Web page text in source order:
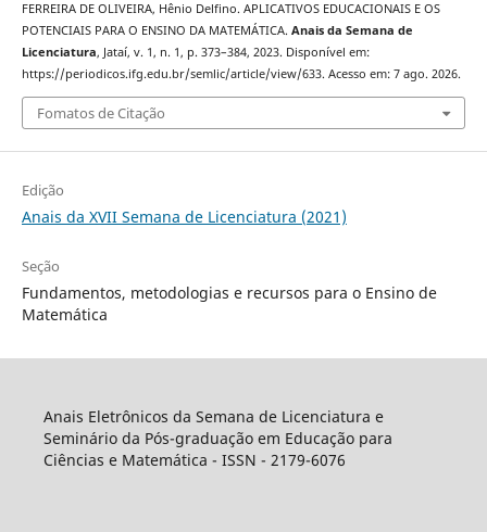
FERREIRA DE OLIVEIRA, Hênio Delfino. APLICATIVOS EDUCACIONAIS E OS
POTENCIAIS PARA O ENSINO DA MATEMÁTICA. Anais da Semana de
Licenciatura, Jataí, v. 1, n. 1, p. 373–384, 2023. Disponível em:
https://periodicos.ifg.edu.br/semlic/article/view/633. Acesso em: 7 ago. 2026.
Fomatos de Citação
Edição
Anais da XVII Semana de Licenciatura (2021)
Seção
Fundamentos, metodologias e recursos para o Ensino de
Matemática
Anais Eletrônicos da Semana de Licenciatura e
Seminário da Pós-graduação em Educação para
Ciências e Matemática - ISSN - 2179-6076